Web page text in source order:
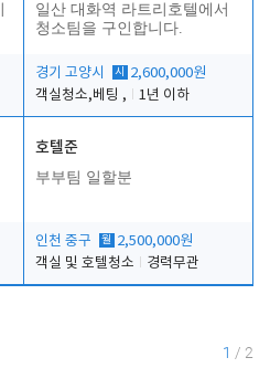
일산 대화역 라트리호텔에서
청소팀을 구인합니다.
경기 고양시 시
2,600,000원
객실청소,베팅 ,
1년 이하
호텔준
부부팀 일할분
인천 중구 월 2,500,000원
객실 및 호텔청소
경력무관
1 / 2